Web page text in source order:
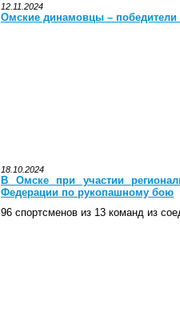
12.11.2024
Омские динамовцы –
18.10.2024
В Омске при участии
Федерации по рукопашному бою
96 спортсменов из 13 команд из